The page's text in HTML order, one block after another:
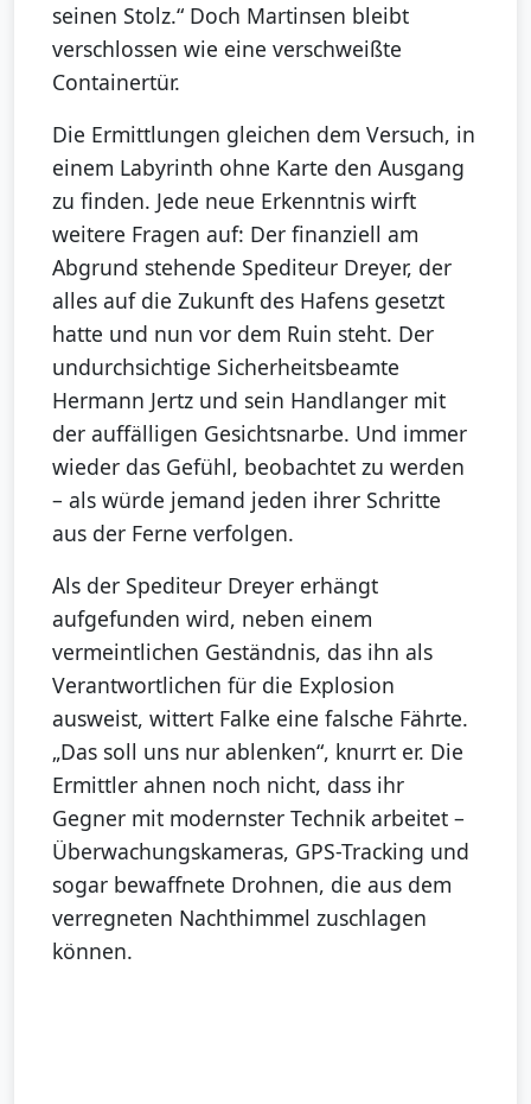
seinen Stolz.“ Doch Martinsen bleibt
verschlossen wie eine verschweißte
Containertür.
Die Ermittlungen gleichen dem Versuch, in
einem Labyrinth ohne Karte den Ausgang
zu finden. Jede neue Erkenntnis wirft
weitere Fragen auf: Der finanziell am
Abgrund stehende Spediteur Dreyer, der
alles auf die Zukunft des Hafens gesetzt
hatte und nun vor dem Ruin steht. Der
undurchsichtige Sicherheitsbeamte
Hermann Jertz und sein Handlanger mit
der auffälligen Gesichtsnarbe. Und immer
wieder das Gefühl, beobachtet zu werden
– als würde jemand jeden ihrer Schritte
aus der Ferne verfolgen.
Als der Spediteur Dreyer erhängt
aufgefunden wird, neben einem
vermeintlichen Geständnis, das ihn als
Verantwortlichen für die Explosion
ausweist, wittert Falke eine falsche Fährte.
„Das soll uns nur ablenken“, knurrt er. Die
Ermittler ahnen noch nicht, dass ihr
Gegner mit modernster Technik arbeitet –
Überwachungskameras, GPS-Tracking und
sogar bewaffnete Drohnen, die aus dem
verregneten Nachthimmel zuschlagen
können.